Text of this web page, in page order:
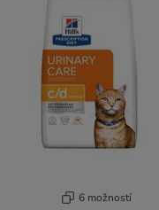
6 možností